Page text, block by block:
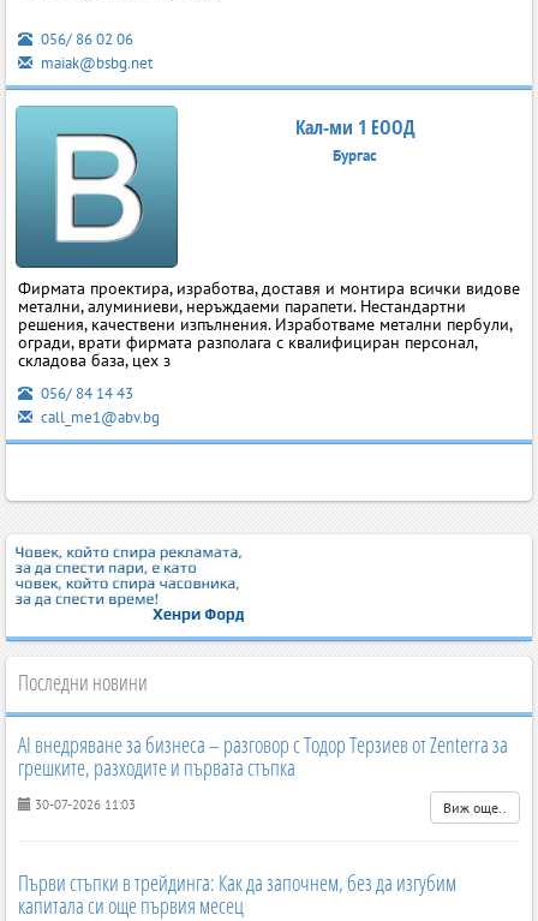
056/ 86 02 06
maiak@bsbg.net
Кал-ми 1 ЕООД
Бургас
Фирмата проектира, изработва, доставя и монтира всички видове
метални, алуминиеви, неръждаеми парапети. Нестандартни
решения, качествени изпълнения. Изработваме метални пербули,
огради, врати фирмата разполага с квалифициран персонал,
складова база, цех з
056/ 84 14 43
call_me1@abv.bg
Последни новини
AI внедряване за бизнеса – разговор с Тодор Терзиев от Zenterra за
грешките, разходите и първата стъпка
30-07-2026 11:03 Виж още..
Първи стъпки в трейдинга: Как да започнем, без да изгубим
капитала си още първия месец